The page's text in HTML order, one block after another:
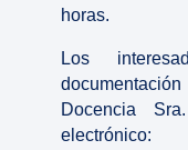
horas.
Los
Docencia
electrónico: